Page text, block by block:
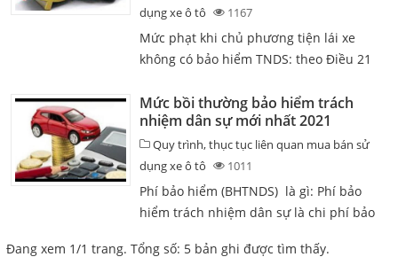
dụng xe ô tô
1167
Mức phạt khi chủ phương tiện lái xe
không có bảo hiểm TNDS: theo Điều 21
chính phủ. có quy định với người điều
khiển mô tô, ...
Mức bồi thường bảo hiểm trách
nhiệm dân sự mới nhất 2021
Quy trình, thục tục liên quan mua bán sử
dụng xe ô tô
1011
Phí bảo hiểm (BHTNDS) là gì: Phí bảo
hiểm trách nhiệm dân sự là chi phí bảo
Đang xem 1/1 trang. Tổng số: 5 bản ghi được tìm thấy.